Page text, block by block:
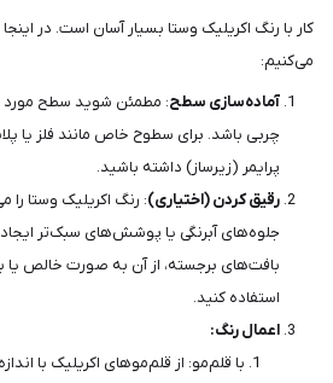
کار با رنگ اکریلیک وستا بسیار آسان است. در
می‌کنیم:
آماده‌سازی سطح: مطمئن شوید سطح مورد
چربی باشد. برای سطوح خاص مانند فلز یا
پرایمر (زیرساز) داشته باشید.
رقیق کردن (اختیاری): رنگ اکریلیک وستا را
جلوه‌های آبرنگی یا پوشش‌های سبک‌تر ایجاد
بافت‌های برجسته، از آن به صورت خالص یا
استفاده کنید.
اعمال رنگ:
با قلم‌مو: از قلم‌موهای اکریلیک با